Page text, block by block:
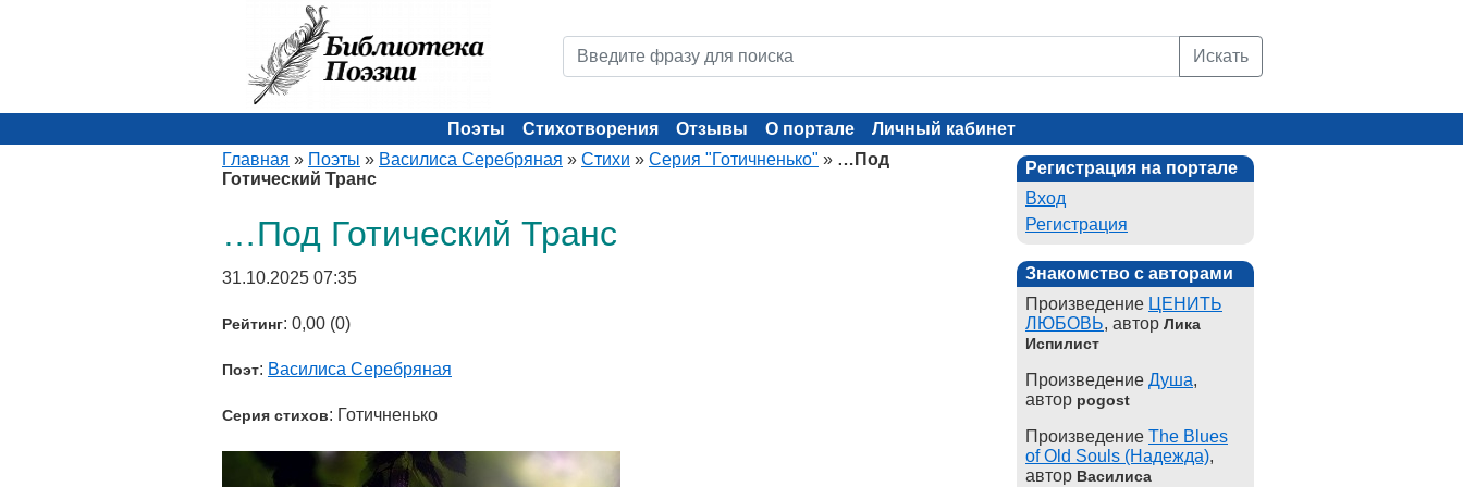
Искать
Поэты Стихотворения Отзывы О портале
Личный кабинет
Главная » Поэты » Василиса Серебряная » Стихи » Серия "Готичненько" » …Под
Готический Транс
…Под Готический Транс
31.10.2025 07:35
Рейтинг: 0,00 (0)
Поэт: Василиса Серебряная
Серия стихов: Готичненько
Регистрация на портале
Вход
Регистрация
Знакомство с авторами
Произведение ЦЕНИТЬ
ЛЮБОВЬ, автор Лика
Испилист
Произведение Душа,
автор pogost
Произведение The Blues
of Old Souls (Надежда),
автор Василиса